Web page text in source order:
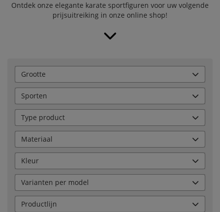
Ontdek onze elegante karate sportfiguren voor uw volgende
prijsuitreiking in onze online shop!
Grootte
Sporten
Type product
Materiaal
Kleur
Varianten per model
Productlijn